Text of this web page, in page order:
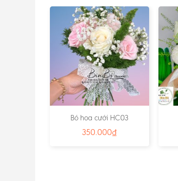
Bó hoa cưới HC03
350.000₫